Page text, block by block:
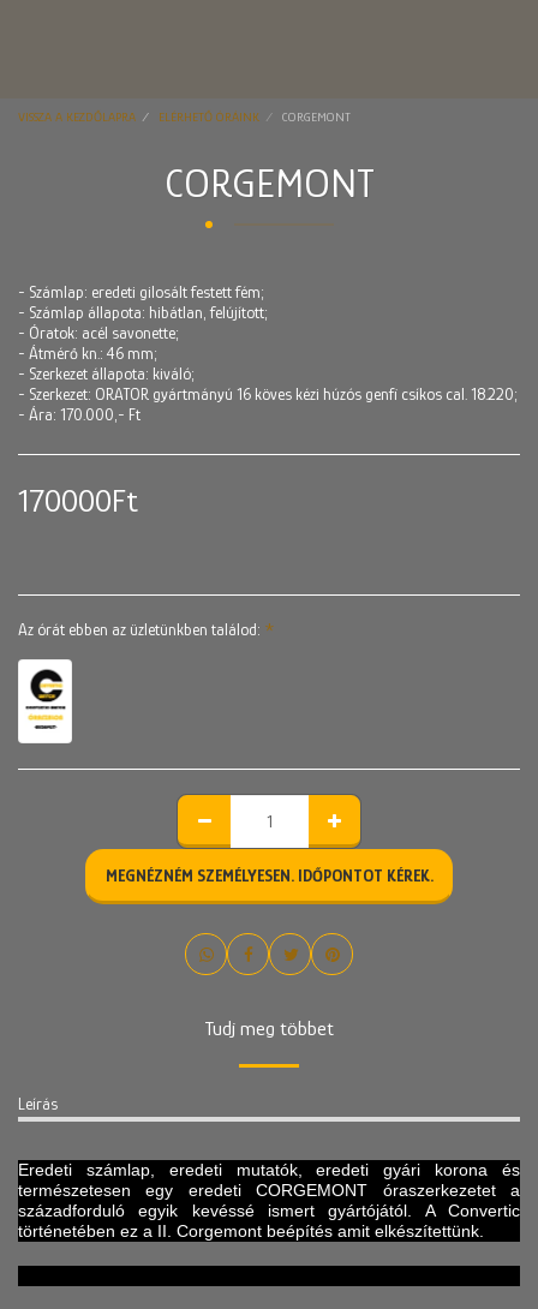
VISSZA A KEZDŐLAPRA ELÉRHETŐ ÓRÁINK CORGEMONT
CORGEMONT
- Számlap: eredeti gilosált festett fém;
- Számlap állapota: hibátlan, felújított;
- Óratok: acél savonette;
- Átmérő kn.: 46 mm;
- Szerkezet állapota: kiváló;
- Szerkezet: ORATOR gyártmányú 16 köves kézi húzós genfi csíkos cal. 18.220;
- Ára: 170.000,- Ft
170000Ft
Az órát ebben az üzletünkben találod: *
MEGNÉZNÉM SZEMÉLYESEN. IDŐPONTOT KÉREK.
Tudj meg többet
Leírás
Eredeti számlap, eredeti mutatók, eredeti gyári korona és
természetesen egy eredeti CORGEMONT óraszerkezetet a
századforduló egyik kevéssé ismert gyártójától. A Convertic
történetében ez a II. Corgemont beépítés amit elkészítettünk.